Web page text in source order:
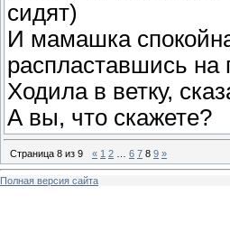
сидят)
И мамашка
распластавшись на
Ходила в ветку,
А вы, что скажете?
Страница 8 из 9 « 1 2 6 7 8 9 »
Полная версия сайта